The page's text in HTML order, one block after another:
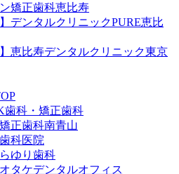
矯正歯科恵比寿
】デンタルクリニックPURE恵比
】恵比寿デンタルクリニック東京
歯科・矯正歯科
正歯科南青山
科医院
ゆり歯科
タケデンタルオフィス